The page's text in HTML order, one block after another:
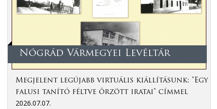
Nógrád Vármegyei Levéltár
Megjelent legújabb virtuális kiállításunk: "Egy
falusi tanító féltve őrzött iratai" címmel
2026.07.07.